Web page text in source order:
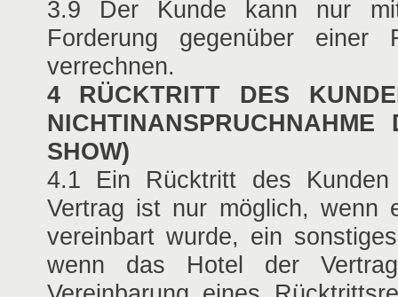
3.9 Der Kunde kann nur
Forderung gegenüber einer
verrechnen.
4 RÜCKTRITT DES
SHOW)
4.1 Ein Rücktritt des
Vertrag ist nur möglich, wenn
vereinbart wurde, ein
wenn das Hotel der